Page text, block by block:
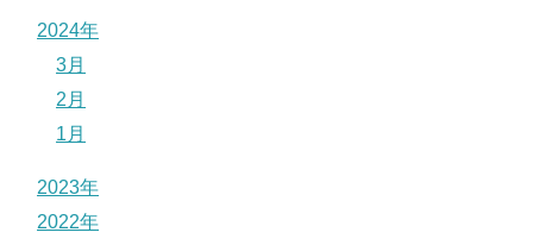
2024年
3月
2月
1月
2023年
2022年